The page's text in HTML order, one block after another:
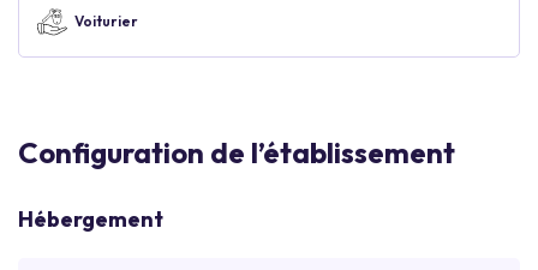
Voiturier
Configuration de l’établissement
Hébergement